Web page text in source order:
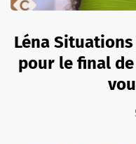
Léna Situations
pour le final de